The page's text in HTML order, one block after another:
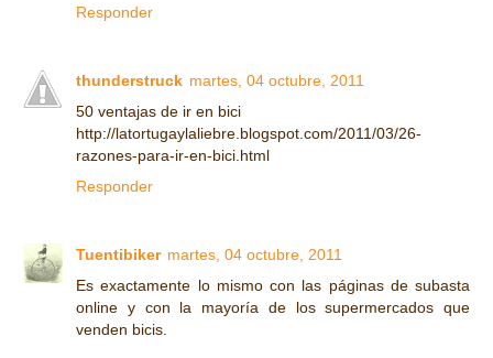
Responder
thunderstruck martes, 04 octubre, 2011
50 ventajas de ir en bici
http://latortugaylaliebre.blogspot.com/2011/03/26-
razones-para-ir-en-bici.html
Responder
Tuentibiker martes, 04 octubre, 2011
Es exactamente lo mismo con las páginas de subasta
online y con la mayoría de los supermercados que
venden bicis.